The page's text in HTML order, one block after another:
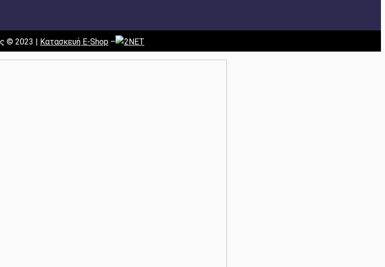
© 2023 | Κατασκευή E-Shop – 2NET